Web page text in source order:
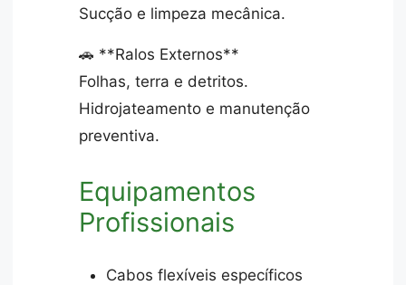
Sucção e limpeza mecânica.
🚗 **Ralos Externos**
Folhas, terra e detritos.
Hidrojateamento e manutenção
preventiva.
Equipamentos
Profissionais
Cabos flexíveis específicos